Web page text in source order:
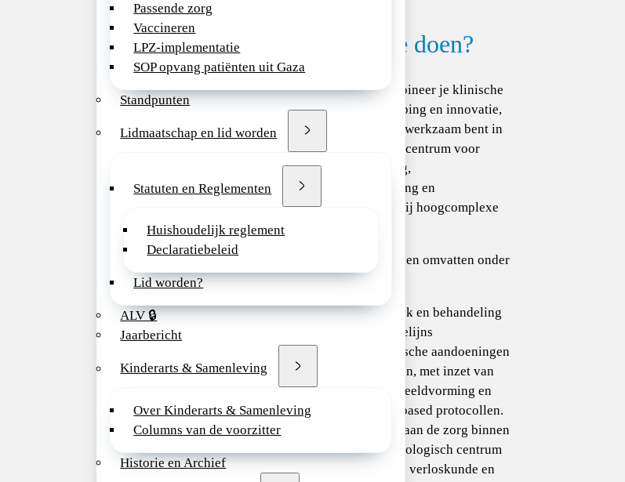
Passende zorg
Vaccineren
LPZ-implementatie
SOP opvang patiënten uit Gaza
Standpunten
Lidmaatschap en lid worden
Statuten en Reglementen
Huishoudelijk reglement
Declaratiebeleid
Lid worden?
ALV 🔒
Jaarbericht
Kinderarts & Samenleving
Over Kinderarts & Samenleving
Columns van de voorzitter
Historie en Archief
Wat ga je doen?
In deze rol combineer je klinische
zorg met verdieping en innovatie,
waarbij je deels werkzaam bent in
een academisch centrum voor
verdere scholing,
kennisuitwisseling en
betrokkenheid bij hoogcomplexe
Je werkzaamheden omvatten onder
andere:
Diagnostiek en behandeling
van tweedelijns
cardiologische aandoeningen
bij kinderen, met inzet van
moderne beeldvorming en
evidence-based protocollen.
Bijdragen aan de zorg binnen
het perinatologisch centrum
(derdelijns verloskunde en